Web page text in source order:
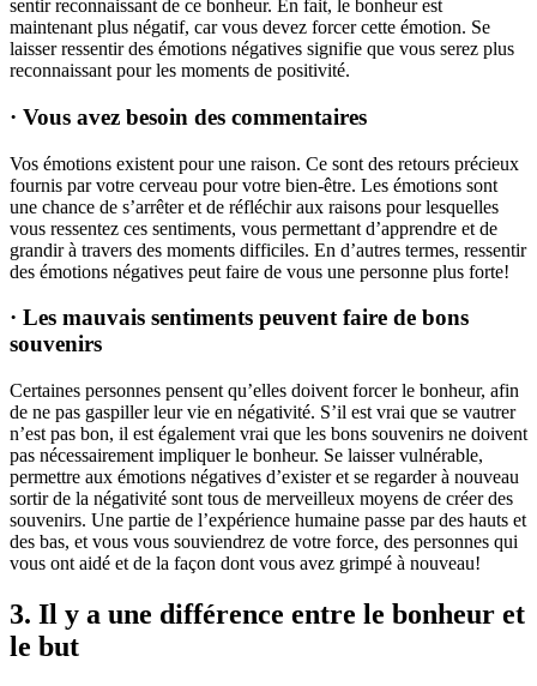
sentir reconnaissant de ce bonheur. En fait, le bonheur est
maintenant plus négatif, car vous devez forcer cette émotion. Se
laisser ressentir des émotions négatives signifie que vous serez plus
reconnaissant pour les moments de positivité.
· Vous avez besoin des commentaires
Vos émotions existent pour une raison. Ce sont des retours précieux
fournis par votre cerveau pour votre bien-être. Les émotions sont
une chance de s’arrêter et de réfléchir aux raisons pour lesquelles
vous ressentez ces sentiments, vous permettant d’apprendre et de
grandir à travers des moments difficiles. En d’autres termes, ressentir
des émotions négatives peut faire de vous une personne plus forte!
· Les mauvais sentiments peuvent faire de bons
souvenirs
Certaines personnes pensent qu’elles doivent forcer le bonheur, afin
de ne pas gaspiller leur vie en négativité. S’il est vrai que se vautrer
n’est pas bon, il est également vrai que les bons souvenirs ne doivent
pas nécessairement impliquer le bonheur. Se laisser vulnérable,
permettre aux émotions négatives d’exister et se regarder à nouveau
sortir de la négativité sont tous de merveilleux moyens de créer des
souvenirs. Une partie de l’expérience humaine passe par des hauts et
des bas, et vous vous souviendrez de votre force, des personnes qui
vous ont aidé et de la façon dont vous avez grimpé à nouveau!
3. Il y a une différence entre le bonheur et
le but